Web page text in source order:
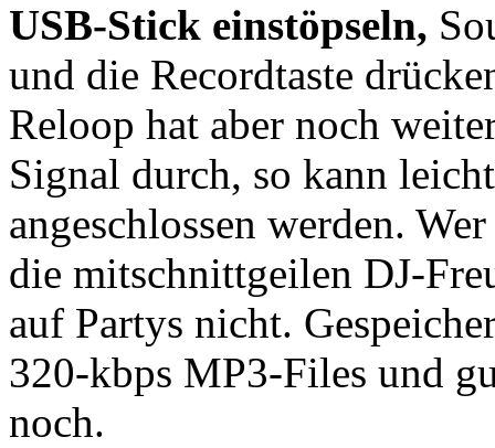
USB-Stick einstöpseln,
und die Recordtaste
Reloop hat aber noch
Signal durch, so kann
angeschlossen werden.
die mitschnittgeilen DJ-
auf Partys nicht.
320-kbps MP3-Files und
noch.